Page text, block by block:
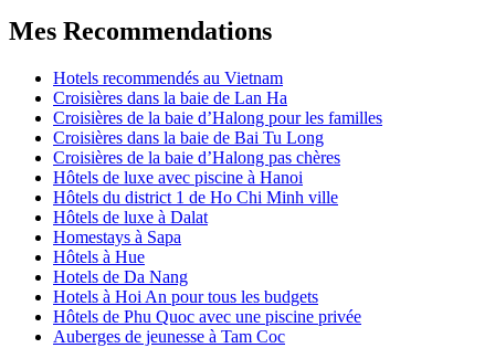
Mes Recommendations
Hotels recommendés au Vietnam
Croisières dans la baie de Lan Ha
Croisières de la baie d’Halong pour les familles
Croisières dans la baie de Bai Tu Long
Croisières de la baie d’Halong pas chères
Hôtels de luxe avec piscine à Hanoi
Hôtels du district 1 de Ho Chi Minh ville
Hôtels de luxe à Dalat
Homestays à Sapa
Hôtels à Hue
Hotels de Da Nang
Hotels à Hoi An pour tous les budgets
Hôtels de Phu Quoc avec une piscine privée
Auberges de jeunesse à Tam Coc